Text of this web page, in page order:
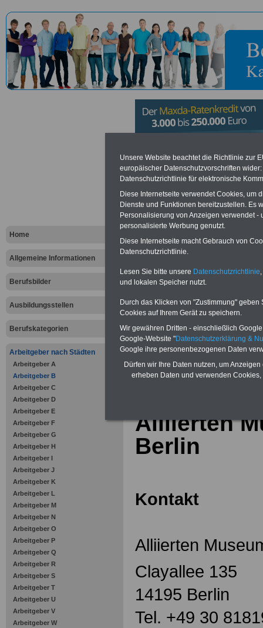
Home
Allgemeine Informationen
Berufsbilder
Ausbildungsstellen
Berufskategorien
Arbeitgeber nach Städten
Arbeitgeber A
Arbeitgeber B
Arbeitgeber C
Arbeitgeber D
Arbeitgeber E
Arbeitgeber F
Arbeitgeber G
Arbeitgeber H
Arbeitgeber I
Arbeitgeber J
Arbeitgeber K
Arbeitgeber L
Arbeitgeber M
Arbeitgeber N
Arbeitgeber O
Arbeitgeber P
Arbeitgeber Q
Arbeitgeber R
Arbeitgeber S
Arbeitgeber T
Arbeitgeber U
Arbeitgeber V
Arbeitgeber W
Alliierten
Berlin
Vorteile für den öffentlichen
Vergleichen und sparen
Bausparen schon ab 16 Jahren
Berufsunfähigkeitsabsicherung
Online-Vergleich Gesetzliche
Krankenkassen
Krankenversicherung
zurück zur
Alliierten
Berlin
Kontakt
Alliierten
Clayallee 135
14195 Berlin
Tel. +49 30
Unsere Website beachtet die Richtlinie zur
europäischer Datenschutzvorschriften
Datenschutzrichtlinie für elektronische
Diese Internetseite verwendet Cookies, um
Dienste und Funktionen bereitzustellen. Es
Personalisierung von Anzeigen verwendet
personalisierte Werbung genutzt.
Diese Internetseite macht Gebrauch von
Datenschutzrichtlinie.
Lesen Sie bitte unsere Datenschutzrichtlinie
und lokalen Speicher nutzt.
Durch das Klicken von "Zustimmung"
Cookies auf Ihrem Gerät zu speichern.
Wir gewähren Dritten - einschließlich
Google-Website "Datenschutzerklärung &
Google ihre personenbezogenen Daten
Dürfen wir Ihre Daten nutzen, um
erheben Daten und verwenden